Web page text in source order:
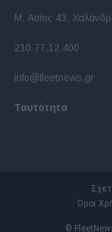
Μ. Ασίας 43,
210 77.12.400
info@fleetnews.gr
Ταυτότητα
Όροι
©